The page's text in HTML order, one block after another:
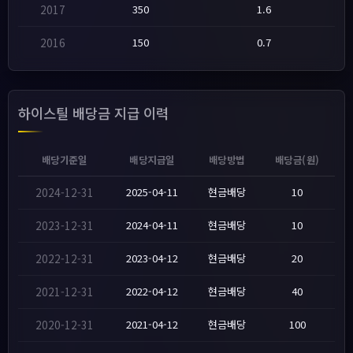
2017 350 1.6
2016 150 0.7
하이스틸 배당금 지급 이력
배당기준일 배당지급일 배당방법 배당금(원)
2024-12-31 2025-04-11 현금배당 10
2023-12-31 2024-04-11 현금배당 10
2022-12-31 2023-04-12 현금배당 20
2021-12-31 2022-04-12 현금배당 40
2020-12-31 2021-04-12 현금배당 100